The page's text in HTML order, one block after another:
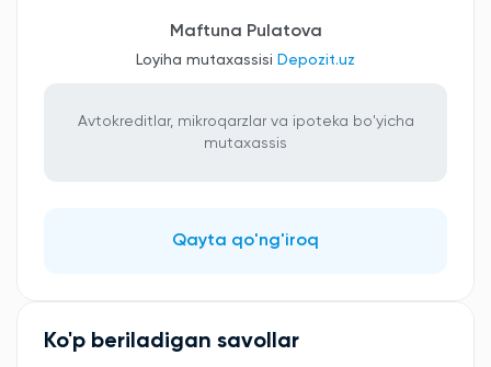
Maftuna Pulatova
Loyiha mutaxassisi Depozit.uz
Avtokreditlar, mikroqarzlar va ipoteka bo'yicha
mutaxassis
Qayta qo'ng'iroq
Ko'p beriladigan savollar